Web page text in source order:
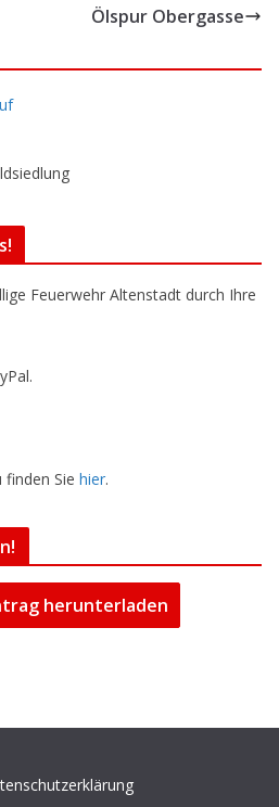
Ölspur Obergasse
Feuerwehr Altenstadt durch Ihre
Sie hier.
herunterladen